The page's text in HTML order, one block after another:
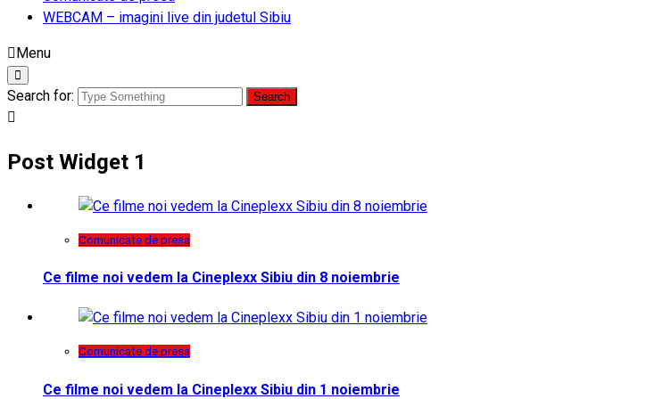
WEBCAM – imagini live din judetul Sibiu
Menu
Search for:
Post Widget 1
Comunicate de presa
Ce filme noi vedem la Cineplexx Sibiu din 8 noiembrie
Comunicate de presa
Ce filme noi vedem la Cineplexx Sibiu din 1 noiembrie